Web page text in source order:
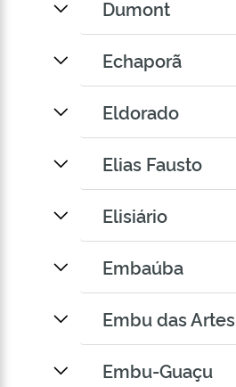
Dumont
Echaporã
Eldorado
Elias Fausto
Elisiário
Embaúba
Embu das Artes
Embu-Guaçu